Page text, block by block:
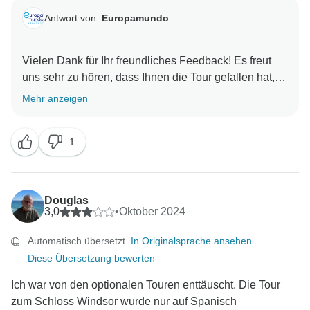
Fahrpläne, Aktivitäten oder Treffpunkte zu informieren
und zu leiten.
während Ihrer Erfahrung nicht wie erwartet
wahrgenommen oder genutzt wurden. Was die
Zeitmanagement und zur Ausgewogenheit der
und werden sie im Rahmen unseres kontinuierlichen
Verbesserungsprozesses an das zuständige Team
weiterleiten.
Wir wissen Ihr Feedback sehr zu schätzen, da es uns
hilft, unseren Service zu verbessern.
Mit freundlichen Grüßen,
Antwort von: Europamundo
Vielen Dank für Ihr freundliches Feedback! Es freut
uns sehr zu hören, dass Ihnen die Tour gefallen hat,
dass Sie den Bus bequem fanden und dass unsere
wieder auf einer Europamundo Tour begrüßen zu
dürfen.
Mit freundlichen Grüßen,
Europamundo Team
Mehr anzeigen
1
Douglas
3,0
•Oktober 2024
Automatisch übersetzt. In Originalsprache ansehen
Diese Übersetzung bewerten
Ich war von den optionalen Touren enttäuscht. Die Tour
zum Schloss Windsor wurde nur auf Spanisch